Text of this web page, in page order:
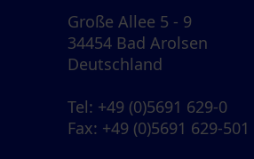
Große Allee 5 - 9
34454 Bad Arolsen
Deutschland
Tel: +49 (0)5691 629-0
Fax: +49 (0)5691 629-501